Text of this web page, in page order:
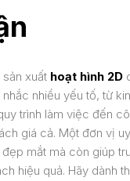
xuất hoạt hình 2D
nhiều yếu tố, từ
trình làm việc đến
giá cả. Một đơn vị
mắt mà còn giúp
hiệu quả. Hãy dành